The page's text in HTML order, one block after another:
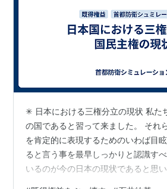
✳︎ 日本における三権分立の現状 私た
の国であると習って来ました。 それ
を肯定的に表現するためのいわば目
ると言う事を最早しっかりと認識す
いるのが今の日本の現状であると思